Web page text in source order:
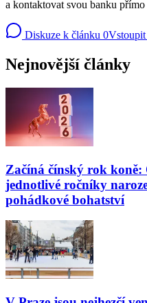
a kontaktovat svou banku
Diskuze k článku 0
Nejnovější články
Začíná čínský rok koně:
jednotlivé ročníky
pohádkové bohatství